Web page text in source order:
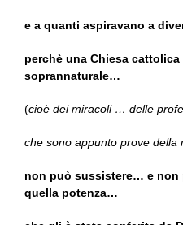
e a quanti aspiravano a
perchè una Chiesa
soprannaturale…
(cioè dei miracoli … delle
che sono appunto prove
non può sussistere… e non
quella potenza…